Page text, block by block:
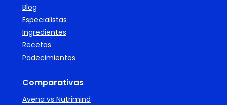
Blog
Especialistas
Ingredientes
Recetas
Padecimientos
Comparativas
Avena vs Nutrimind